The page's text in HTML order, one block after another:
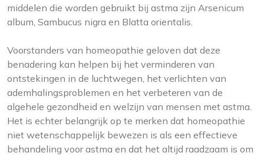
middelen die worden gebruikt bij astma zijn Arsenicum
album, Sambucus nigra en Blatta orientalis.
Voorstanders van homeopathie geloven dat deze
benadering kan helpen bij het verminderen van
ontstekingen in de luchtwegen, het verlichten van
ademhalingsproblemen en het verbeteren van de
algehele gezondheid en welzijn van mensen met astma.
Het is echter belangrijk op te merken dat homeopathie
niet wetenschappelijk bewezen is als een effectieve
behandeling voor astma en dat het altijd raadzaam is om